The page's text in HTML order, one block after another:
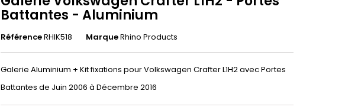
Battantes - Aluminium
RéférenceRHIK518 MarqueRhino Products
Galerie Aluminium + Kit fixations pour Volkswagen Crafter L1H2 avec Portes
Battantes de Juin 2006 à Décembre 2016